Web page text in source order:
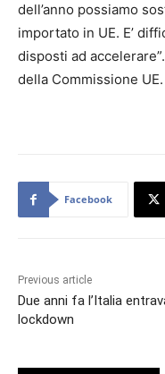
dell’anno possiamo
importato in UE. E’
disposti ad
della Commissione UE.
Facebook
Previous article
Due anni fa l’Italia
lockdown